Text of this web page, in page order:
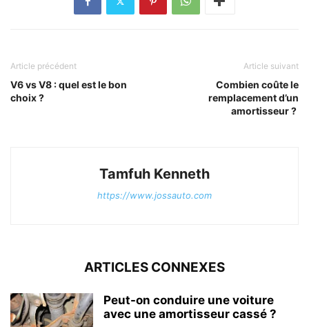
Article précédent
V6 vs V8 : quel est le bon
choix ?
Article suivant
Combien coûte le
remplacement d’un
amortisseur ?
Tamfuh Kenneth
https://www.jossauto.com
ARTICLES CONNEXES
Peut-on conduire une voiture
avec une amortisseur cassé ?